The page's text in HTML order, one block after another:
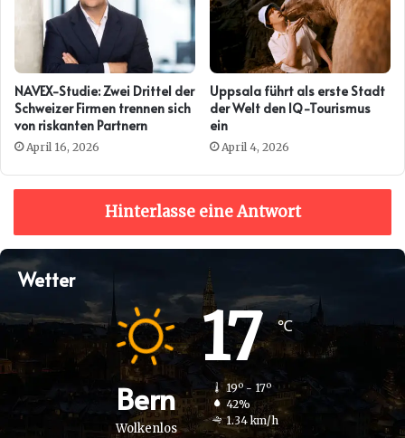
NAVEX-Studie: Zwei Drittel der
Schweizer Firmen trennen sich
von riskanten Partnern
April 16, 2026
Uppsala führt als erste Stadt
der Welt den IQ-Tourismus
ein
April 4, 2026
Hinterlasse eine Antwort
Wetter
Bern
Wolkenlos
17℃
19º - 17º
42%
1.34 km/h